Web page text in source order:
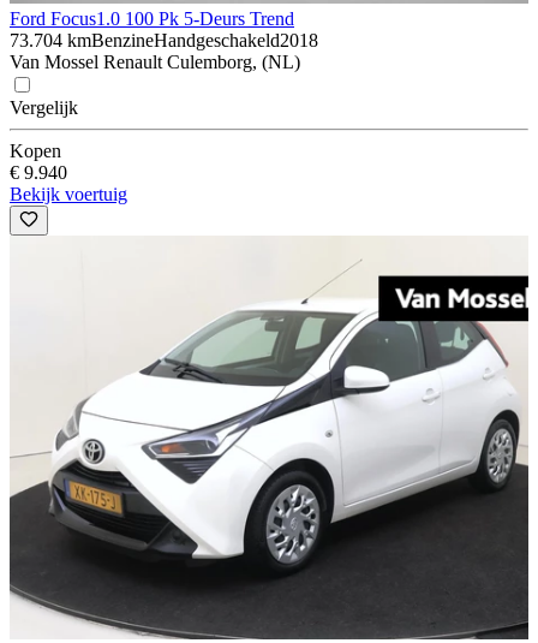
Ford Focus1.0 100 Pk 5-Deurs Trend
73.704 kmBenzineHandgeschakeld2018
Van Mossel Renault Culemborg, (NL)
Vergelijk
Kopen
€ 9.940
Bekijk voertuig